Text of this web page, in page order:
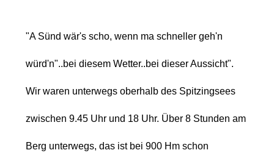
"A Sünd wär's scho, wenn ma schneller geh'n
würd'n"..bei diesem Wetter..bei dieser Aussicht".
Wir waren unterwegs oberhalb des Spitzingsees
zwischen 9.45 Uhr und 18 Uhr. Über 8 Stunden am
Berg unterwegs, das ist bei 900 Hm schon